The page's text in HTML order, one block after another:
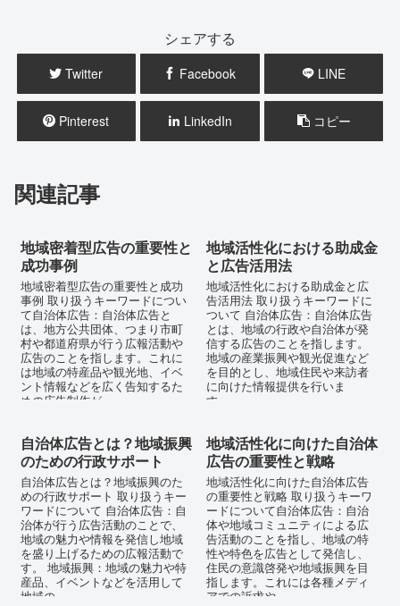
シェアする
Twitter Facebook LINE
Pinterest LinkedIn コピー
関連記事
地域密着型広告の重要性と
成功事例
地域密着型広告の重要性と成功
事例 取り扱うキーワードについ
て自治体広告：自治体広告と
は、地方公共団体、つまり市町
村や都道府県が行う広報活動や
広告のことを指します。これに
は地域の特産品や観光地、イベ
ント情報などを広く告知するた
めの広告制作が...
地域活性化における助成金
と広告活用法
地域活性化における助成金と広
告活用法 取り扱うキーワードに
ついて 自治体広告：自治体広告
とは、地域の行政や自治体が発
信する広告のことを指します。
地域の産業振興や観光促進など
を目的とし、地域住民や来訪者
に向けた情報提供を行いま
す。...
自治体広告とは？地域振興
のための行政サポート
自治体広告とは？地域振興のた
めの行政サポート 取り扱うキー
ワードについて 自治体広告：自
治体が行う広告活動のことで、
地域の魅力や情報を発信し地域
を盛り上げるための広報活動で
す。 地域振興：地域の魅力や特
産品、イベントなどを活用して
地域の...
地域活性化に向けた自治体
広告の重要性と戦略
地域活性化に向けた自治体広告
の重要性と戦略 取り扱うキーワ
ードについて自治体広告：自治
体や地域コミュニティによる広
告活動のことを指し、地域の特
性や特色を広告として発信し、
住民の意識啓発や地域振興を目
指します。これには各種メディ
アでの訴求や...